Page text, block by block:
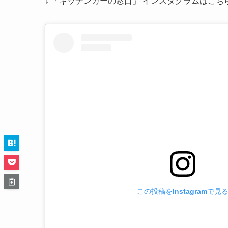
この投稿をInstagramで見る